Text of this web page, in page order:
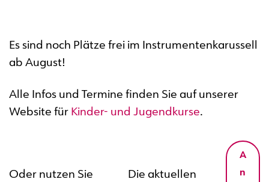
Es sind noch Plätze frei im Instrumentenkarussell
ab August!
Alle Infos und Termine finden Sie auf unserer
Website für Kinder- und Jugendkurse.
Oder nutzen Sie
Die aktuellen
A
n